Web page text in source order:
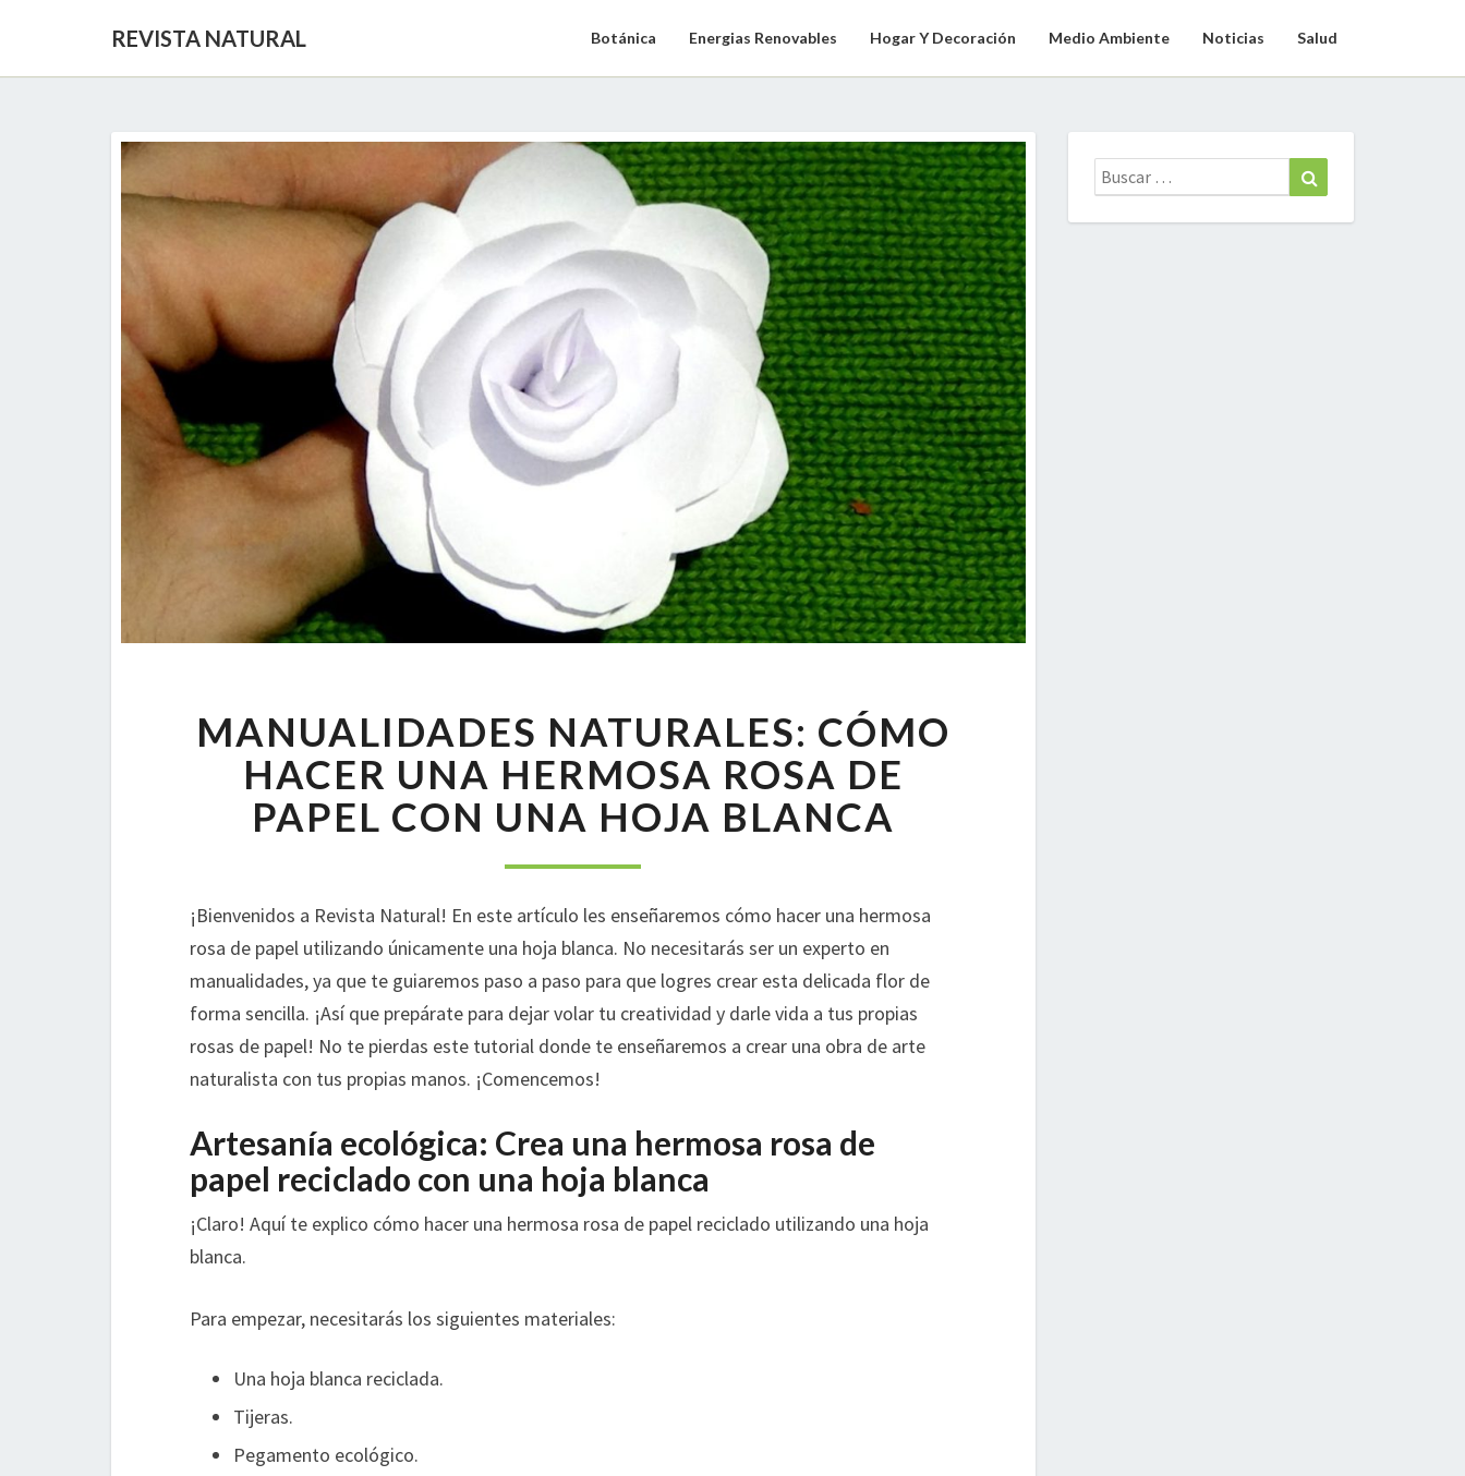
REVISTA NATURAL Botánica Energias Renovables Hogar Y Decoración Medio Ambiente Noticias Salud
NATURALES:
CÓMO
HACER
UNA
HERMOSA
ROSA
PAPEL
CON
UNA
HOJA
BLANCA
MANUALIDADES NATURALES: CÓMO
HACER UNA HERMOSA ROSA DE
PAPEL CON UNA HOJA BLANCA
¡Bienvenidos a Revista Natural! En este artículo les enseñaremos cómo hacer una hermosa
rosa de papel utilizando únicamente una hoja blanca. No necesitarás ser un experto en
manualidades, ya que te guiaremos paso a paso para que logres crear esta delicada flor de
forma sencilla. ¡Así que prepárate para dejar volar tu creatividad y darle vida a tus propias
rosas de papel! No te pierdas este tutorial donde te enseñaremos a crear una obra de arte
naturalista con tus propias manos. ¡Comencemos!
Artesanía ecológica: Crea una hermosa rosa de
papel reciclado con una hoja blanca
¡Claro! Aquí te explico cómo hacer una hermosa rosa de papel reciclado utilizando una hoja
blanca.
Para empezar, necesitarás los siguientes materiales:
Una hoja blanca reciclada.
Tijeras.
Pegamento ecológico.
Buscar: